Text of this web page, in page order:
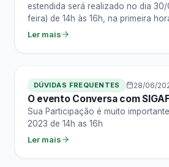
estendida será realizado no dia
feira) de 14h às 16h, na primeira
um tema recorrente que chega ao
Ler mais
DÚVIDAS FREQUENTES 28/06/
O evento Conversa com
Sua Participação é muito
2023 de 14h as 16h
Ler mais